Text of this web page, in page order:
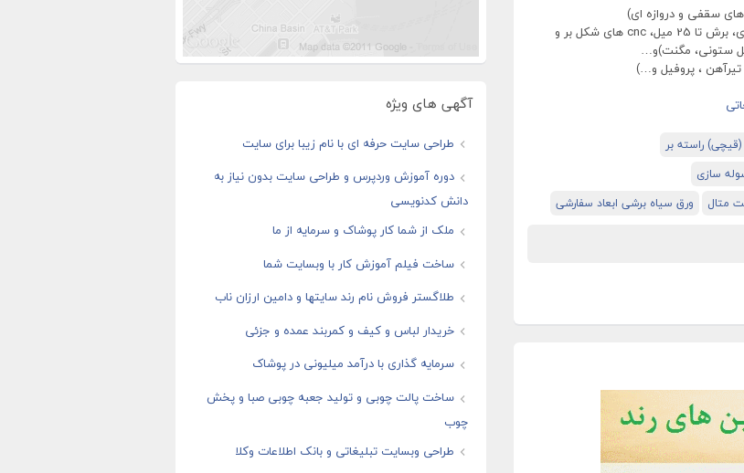
سقفی و دروازه ای)
برشکاری (رول بازکن های 30 میل، قیچی های 3 متری و 6متری، برش تا 25 میل، cnc های شکل بر و
ستونی، مگنت)و…
، پروفیل و…)
راسته بر
سازی
متال ورق سیاه برشی ابعاد سفارشی
آگهی های ویژه
طراحی سایت حرفه ای با نام زیبا برای سایت
دوره آموزش وردپرس و طراحی سایت بدون نیاز به
دانش کدنویسی
ملک از شما کار پوشاک و سرمایه از ما
ساخت فیلم آموزش کار با وبسایت شما
طلاگستر فروش نام رند سایتها و دامین ارزان ناب
خریدار لباس و کیف و کمربند عمده و جزئی
سرمایه گذاری با درآمد میلیونی در پوشاک
ساخت پالت چوبی و تولید جعبه چوبی صبا و پخش
چوب
طراحی وبسایت تبلیغاتی و بانک اطلاعات وکلا